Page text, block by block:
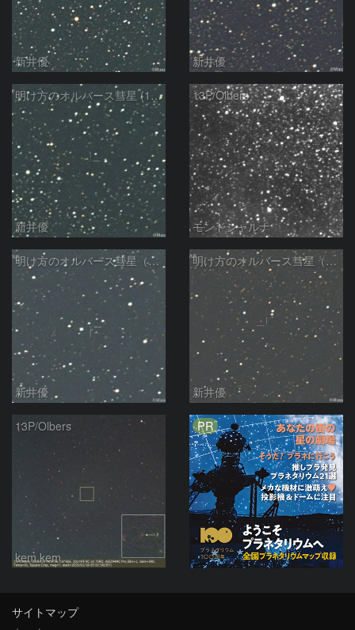
新井優 新井優
明け方のオルバース彗星 (13P)：2025/02/05
新井優
13P/Olbers
モンドシャルナ
明け方のオルバース彗星（13P)：2025/01/30
新井優
明け方のオルバース彗星（13P)：2025/01/27
新井優
13P/Olbers
kem.kem
PR
サイトマップ